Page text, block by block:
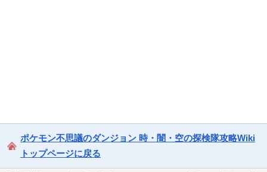
ポケモン不思議のダンジョン 時・闇・空の探検隊攻略Wiki
トップページに戻る